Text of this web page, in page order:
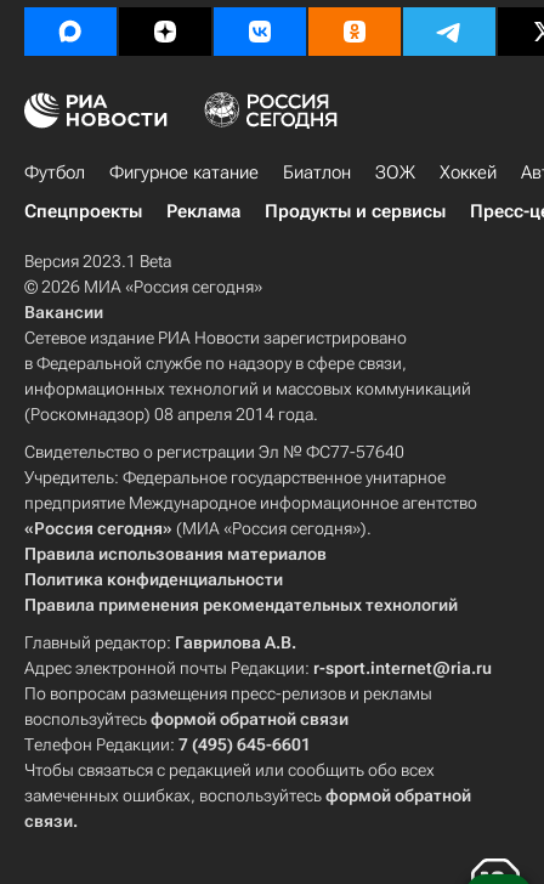
Футбол Фигурное катание Биатлон ЗОЖ Хоккей
Спецпроекты
Реклама Продукты и сервисы Пресс-
Версия 2023.1 Beta
© 2026 МИА «Россия сегодня»
Вакансии
Сетевое издание РИА Новости зарегистрировано
в Федеральной службе по надзору в сфере связи,
информационных технологий и массовых коммуникаций
(Роскомнадзор) 08 апреля 2014 года.
Свидетельство о регистрации Эл № ФС77-57640
Учредитель: Федеральное государственное унитарное
предприятие Международное информационное агентство
«Россия сегодня» (МИА «Россия сегодня»).
Правила использования материалов
Политика конфиденциальности
Правила применения рекомендательных технологий
Главный редактор: Гаврилова А.В.
Адрес электронной почты Редакции: r-sport.internet@ria.ru
По вопросам размещения пресс-релизов и рекламы
воспользуйтесьформой обратной связи
Телефон Редакции: 7 (495) 645-6601
Чтобы связаться с редакцией или сообщить обо всех
замеченных ошибках, воспользуйтесьформой обратной
связи.